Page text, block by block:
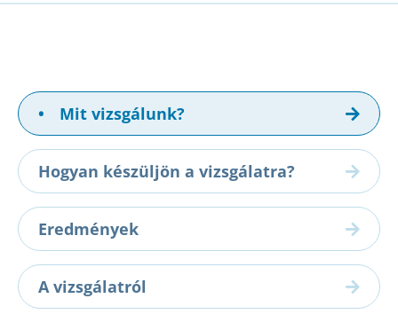
• Mit vizsgálunk?
Hogyan készüljön a vizsgálatra?
Eredmények
A vizsgálatról